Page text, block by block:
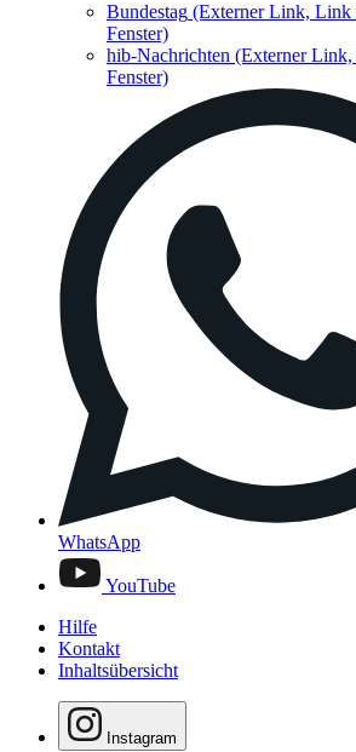
Bundestag (Externer Link, Link
Fenster)
hib-Nachrichten (Externer
Fenster)
WhatsApp
YouTube
Hilfe
Kontakt
Inhaltsübersicht
Instagram